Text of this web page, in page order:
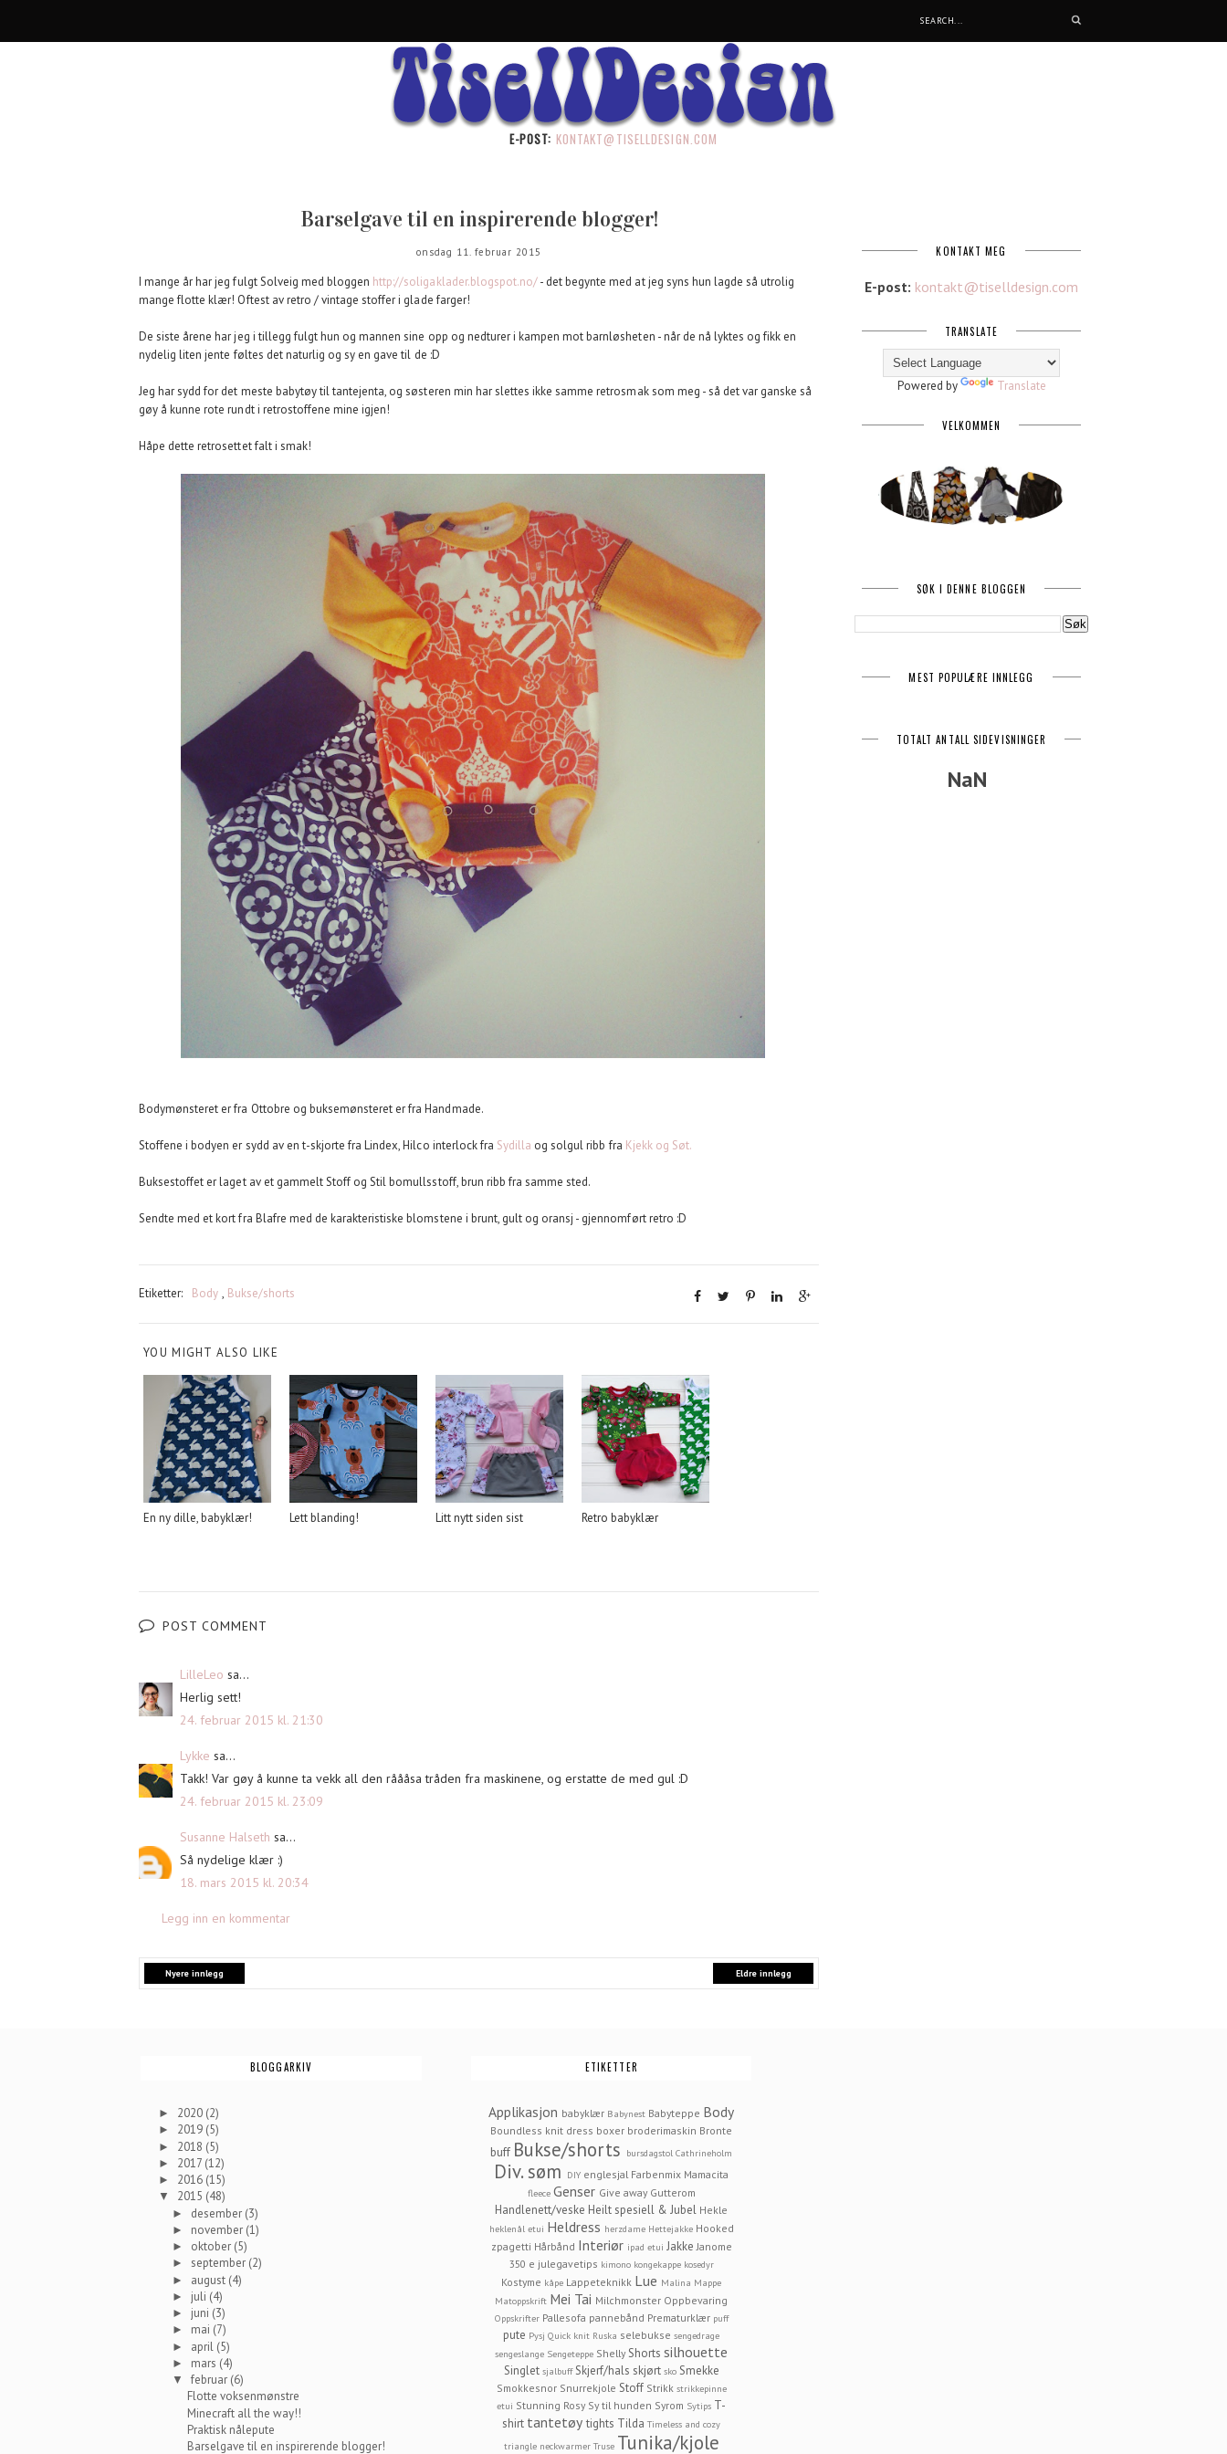
E-POST: KONTAKT@TISELLDESIGN.COM
Barselgave til en inspirerende blogger!
onsdag 11. februar 2015
I mange år har jeg fulgt Solveig med bloggen http://soligaklader.blogspot.no/- det begynte med at jeg syns hun lagde så utrolig
mange flotte klær! Oftest av retro / vintage stoffer i glade farger!
De siste årene har jeg i tillegg fulgt hun og mannen sine opp og nedturer i kampen mot barnløsheten - når de nå lyktes og fikk en
nydelig liten jente føltes det naturlig og sy en gave til de :D
Jeg har sydd for det meste babytøy til tantejenta, og søsteren min har slettes ikke samme retrosmak som meg - så det var ganske så
gøy å kunne rote rundt i retrostoffene mine igjen!
Håpe dette retrosettet falt i smak!
Bodymønsteret er fra Ottobre og buksemønsteret er fra Handmade.
Stoffene i bodyen er sydd av en t-skjorte fra Lindex, Hilco interlock fra Sydilla og solgul ribb fra Kjekk og Søt.
Buksestoffet er laget av et gammelt Stoff og Stil bomullsstoff, brun ribb fra samme sted.
Sendte med et kort fra Blafre med de karakteristiske blomstene i brunt, gult og oransj - gjennomført retro :D
Etiketter: Body , Bukse/shorts
YOU MIGHT ALSO LIKE
En ny dille, babyklær! Lett blanding! Litt nytt siden sist Retro babyklær
POST COMMENT
LilleLeo sa...
Herlig sett!
24. februar 2015 kl. 21:30
Lykke sa...
Takk! Var gøy å kunne ta vekk all den råååsa tråden fra maskinene, og erstatte de med gul :D
24. februar 2015 kl. 23:09
Susanne Halseth sa...
Så nydelige klær :)
18. mars 2015 kl. 20:34
Legg inn en kommentar
Nyere innlegg Eldre innlegg
KONTAKT MEG
E-post: kontakt@tiselldesign.com
TRANSLATE
Powered by Translate
VELKOMMEN
SØK I DENNE BLOGGEN
MEST POPULÆRE INNLEGG
TOTALT ANTALL SIDEVISNINGER
NaN
BLOGGARKIV
► 2020 (2)
► 2019 (5)
► 2018 (5)
► 2017 (12)
► 2016 (15)
▼ 2015 (48)
► desember (3)
► november (1)
► oktober (5)
►september (2)
► august (4)
► juli (4)
► juni (3)
► mai (7)
► april (5)
► mars (4)
▼februar (6)
Flotte voksenmønstre
Minecraft all the way!!
Praktisk nålepute
Barselgave til en inspirerende blogger!
ETIKETTER
Applikasjon babyklær Babynest Babyteppe Body
Boundless knit dress boxer broderimaskin Bronte
buff Bukse/shorts bursdagstol Cathrineholm
Div. søm DIY englesjal Farbenmix Mamacita
fleece Genser Give away Gutterom
Handlenett/veske Heilt spesiell & Jubel Hekle
heklenål etui Heldress herzdame Hettejakke Hooked
zpagetti Hårbånd Interiør ipad etui Jakke Janome
350 e julegavetips kimono kongekappe kosedyr
Kostyme kåpe Lappeteknikk Lue Malina Mappe
Matoppskrift Mei Tai Milchmonster Oppbevaring
Oppskrifter Pallesofa pannebånd Prematurklær puff
pute Pysj Quick knit Ruska selebukse sengedrage
sengeslange Sengeteppe Shelly Shorts silhouette
Singlet sjalbuff Skjerf/hals skjørt sko Smekke
Smokkesnor Snurrekjole Stoff Strikk strikkepinne
etui Stunning Rosy Sy til hunden Syrom Sytips T-
shirt tantetøy tights Tilda Timeless and cozy
triangle neckwarmer Truse Tunika/kjole